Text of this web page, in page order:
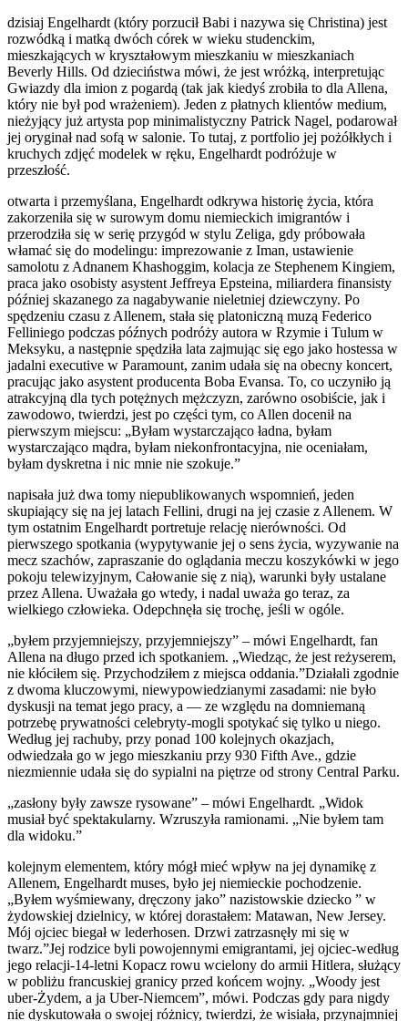
dzisiaj Engelhardt (który porzucił Babi i nazywa się Christina) jest
rozwódką i matką dwóch córek w wieku studenckim,
mieszkających w kryształowym mieszkaniu w mieszkaniach
Beverly Hills. Od dzieciństwa mówi, że jest wróżką, interpretując
Gwiazdy dla imion z pogardą (tak jak kiedyś zrobiła to dla Allena,
który nie był pod wrażeniem). Jeden z płatnych klientów medium,
nieżyjący już artysta pop minimalistyczny Patrick Nagel, podarował
jej oryginał nad sofą w salonie. To tutaj, z portfolio jej pożółkłych i
kruchych zdjęć modelek w ręku, Engelhardt podróżuje w
przeszłość.
otwarta i przemyślana, Engelhardt odkrywa historię życia, która
zakorzeniła się w surowym domu niemieckich imigrantów i
przerodziła się w serię przygód w stylu Zeliga, gdy próbowała
włamać się do modelingu: imprezowanie z Iman, ustawienie
samolotu z Adnanem Khashoggim, kolacja ze Stephenem Kingiem,
praca jako osobisty asystent Jeffreya Epsteina, miliardera finansisty
później skazanego za nagabywanie nieletniej dziewczyny. Po
spędzeniu czasu z Allenem, stała się platoniczną muzą Federico
Felliniego podczas późnych podróży autora w Rzymie i Tulum w
Meksyku, a następnie spędziła lata zajmując się ego jako hostessa w
jadalni executive w Paramount, zanim udała się na obecny koncert,
pracując jako asystent producenta Boba Evansa. To, co uczyniło ją
atrakcyjną dla tych potężnych mężczyzn, zarówno osobiście, jak i
zawodowo, twierdzi, jest po części tym, co Allen docenił na
pierwszym miejscu: „Byłam wystarczająco ładna, byłam
wystarczająco mądra, byłam niekonfrontacyjna, nie oceniałam,
byłam dyskretna i nic mnie nie szokuje.”
napisała już dwa tomy niepublikowanych wspomnień, jeden
skupiający się na jej latach Fellini, drugi na jej czasie z Allenem. W
tym ostatnim Engelhardt portretuje relację nierówności. Od
pierwszego spotkania (wypytywanie jej o sens życia, wyzywanie na
mecz szachów, zapraszanie do oglądania meczu koszykówki w jego
pokoju telewizyjnym, Całowanie się z nią), warunki były ustalane
przez Allena. Uważała go wtedy, i nadal uważa go teraz, za
wielkiego człowieka. Odepchnęła się trochę, jeśli w ogóle.
„byłem przyjemniejszy, przyjemniejszy” – mówi Engelhardt, fan
Allena na długo przed ich spotkaniem. „Wiedząc, że jest reżyserem,
nie kłóciłem się. Przychodziłem z miejsca oddania.”Działali zgodnie
z dwoma kluczowymi, niewypowiedzianymi zasadami: nie było
dyskusji na temat jego pracy, a — ze względu na domniemaną
potrzebę prywatności celebryty-mogli spotykać się tylko u niego.
Według jej rachuby, przy ponad 100 kolejnych okazjach,
odwiedzała go w jego mieszkaniu przy 930 Fifth Ave., gdzie
niezmiennie udała się do sypialni na piętrze od strony Central Parku.
„zasłony były zawsze rysowane” – mówi Engelhardt. „Widok
musiał być spektakularny. Wzruszyła ramionami. „Nie byłem tam
dla widoku.”
kolejnym elementem, który mógł mieć wpływ na jej dynamikę z
Allenem, Engelhardt muses, było jej niemieckie pochodzenie.
„Byłem wyśmiewany, dręczony jako” nazistowskie dziecko ” w
żydowskiej dzielnicy, w której dorastałem: Matawan, New Jersey.
Mój ojciec biegał w lederhosen. Drzwi zatrzasnęły mi się w
twarz.”Jej rodzice byli powojennymi emigrantami, jej ojciec-według
jego relacji-14-letni Kopacz rowu wcielony do armii Hitlera, służący
w pobliżu francuskiej granicy przed końcem wojny. „Woody jest
uber-Żydem, a ja Uber-Niemcem”, mówi. Podczas gdy para nigdy
nie dyskutowała o swojej różnicy, twierdzi, że wisiała, przynajmniej